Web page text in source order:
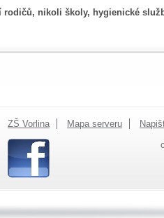
nikoli školy, hygienické
ZŠ Vorlina Mapa serveru